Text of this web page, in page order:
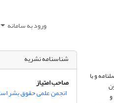
ورود به سامانه
کمیسیون
شناسنامه نشریه
صاحب امتیاز
انجمن علمی حقوق بشر